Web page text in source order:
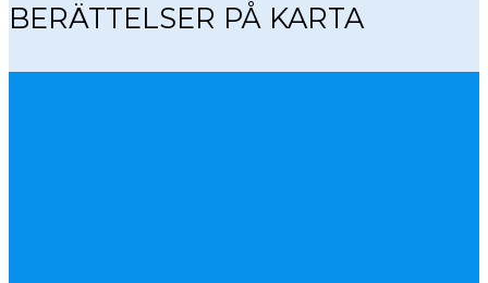
BERÄTTELSER PÅ KARTA